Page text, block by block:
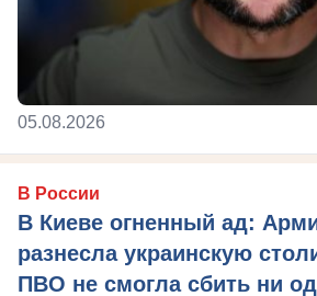
05.08.2026
В России
В Киеве огненный ад:
разнесла украинскую
ПВО не смогла сбить ни